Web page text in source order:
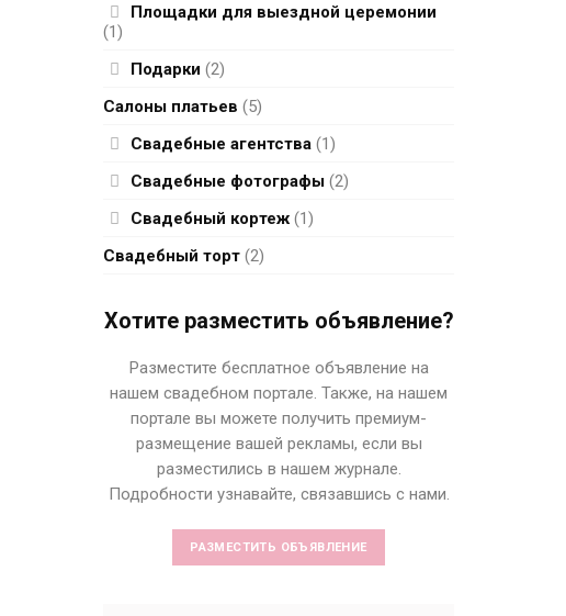
Площадки для выездной церемонии
(1)
Подарки (2)
Салоны платьев (5)
Свадебные агентства (1)
Свадебные фотографы (2)
Свадебный кортеж (1)
Свадебный торт (2)
Хотите разместить объявление?
Разместите бесплатное объявление на
нашем свадебном портале. Также, на нашем
портале вы можете получить премиум-
размещение вашей рекламы, если вы
разместились в нашем журнале.
Подробности узнавайте, связавшись с нами.
РАЗМЕСТИТЬ ОБЪЯВЛЕНИЕ